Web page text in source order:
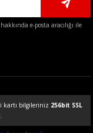
e-posta aracılığı ile
kartı bilgileriniz 256bit SSL